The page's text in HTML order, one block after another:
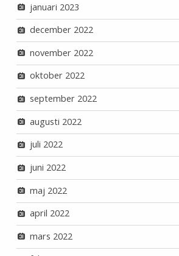
januari 2023
december 2022
november 2022
oktober 2022
september 2022
augusti 2022
juli 2022
juni 2022
maj 2022
april 2022
mars 2022